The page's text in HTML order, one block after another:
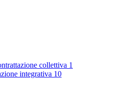
collettiva 1
integrativa 10